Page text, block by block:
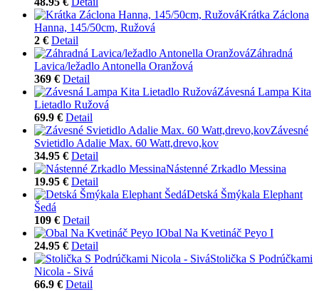
Krátka Záclona
Hanna, 145/50cm, Ružová
2 € Detail
Záhradná
Lavica/ležadlo Antonella Oranžová
369 € Detail
Závesná Lampa Kita
Lietadlo Ružová
69.9 € Detail
Závesné
Svietidlo Adalie Max. 60 Watt,drevo,kov
34.95 € Detail
Nástenné Zrkadlo Messina
19.95 € Detail
Detská Šmýkala Elephant
Šedá
109 € Detail
Obal Na Kvetináč Peyo I
24.95 € Detail
Stolička S Podrúčkami
Nicola - Sivá
66.9 € Detail